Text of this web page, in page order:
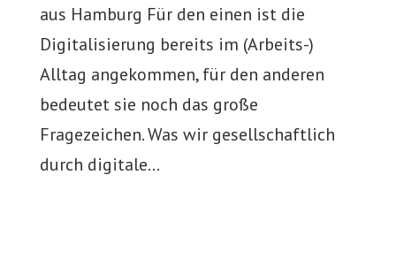
aus Hamburg Für den einen ist die
Digitalisierung bereits im (Arbeits-)
Alltag angekommen, für den anderen
bedeutet sie noch das große
Fragezeichen. Was wir gesellschaftlich
durch digitale...